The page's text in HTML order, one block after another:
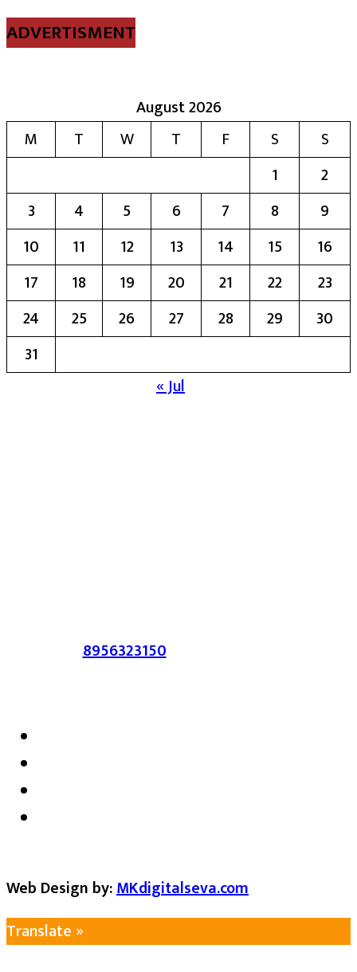
ADVERTISMENT
August 2026
M
T W T F S
S
1
2
3
4 5 6 7 8
9
10
11 12 13 14 15
16
17
18 19 20 21 22
23
24
25 26 27 28 29
30
31
« Jul
संपर्क :-8956323150/ ईमेल :-
Web Design by:MKdigitalseva.com
Translate »